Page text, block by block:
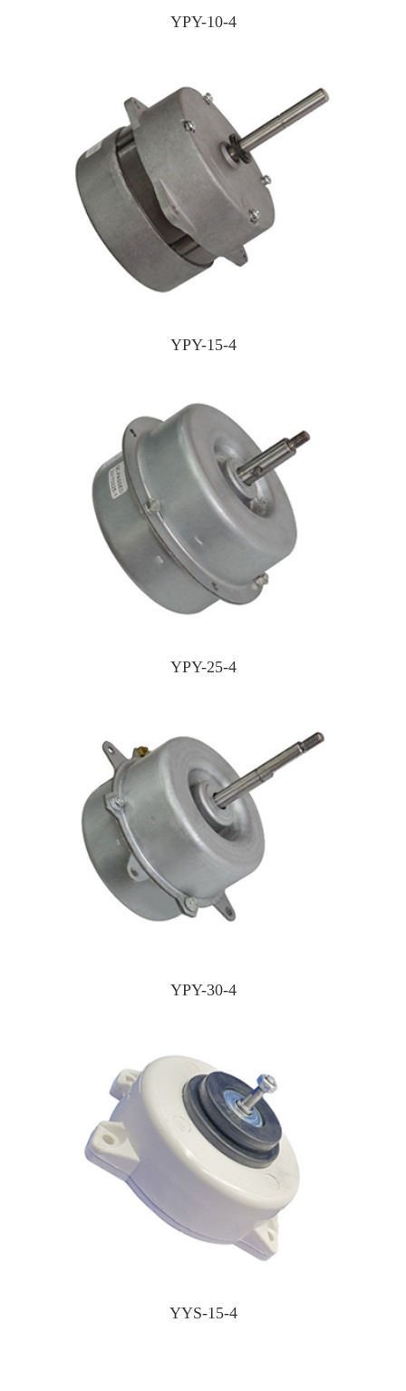
YPY-10-4
YPY-15-4
YPY-25-4
YPY-30-4
YYS-15-4